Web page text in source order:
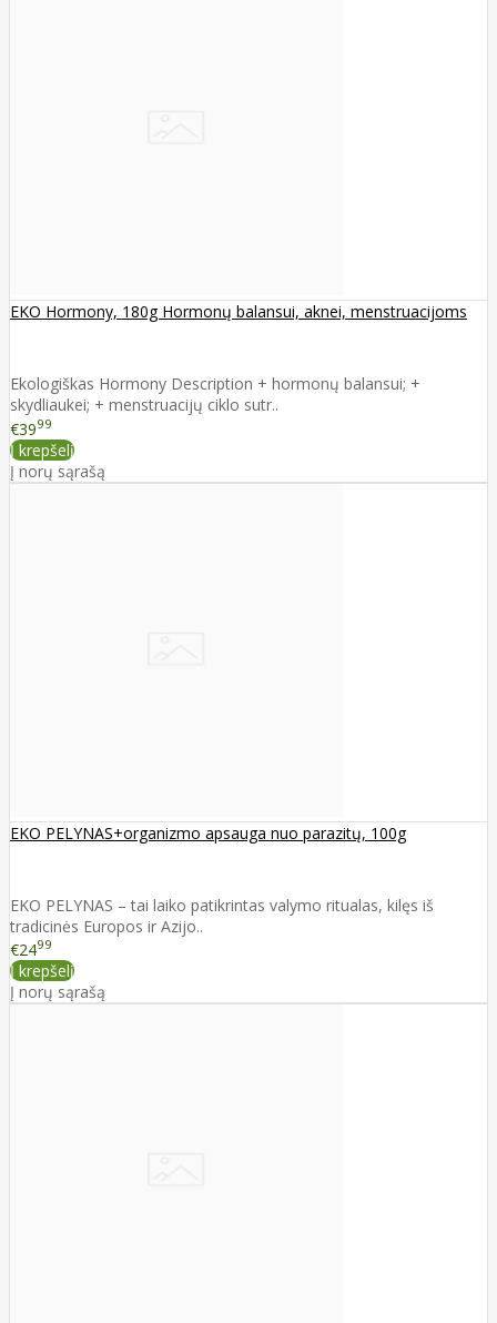
EKO Hormony, 180g Hormonų balansui, aknei, menstruacijoms
Ekologiškas Hormony Description + hormonų balansui; +
skydliaukei; + menstruacijų ciklo sutr..
€3999
Į krepšelį
Į norų sąrašą
EKO PELYNAS+organizmo apsauga nuo parazitų, 100g
EKO PELYNAS – tai laiko patikrintas valymo ritualas, kilęs iš
tradicinės Europos ir Azijo..
€2499
Į krepšelį
Į norų sąrašą